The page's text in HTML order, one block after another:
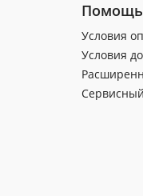
Помощь
Условия
Условия